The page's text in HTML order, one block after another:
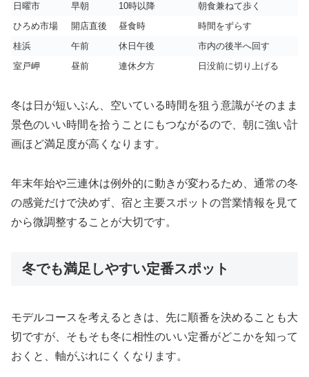
日曜市
早朝 10時以降
朝食兼ねて歩く
ひろめ市場
開店直後 昼食時
時間をずらす
桂浜
午前 休日午後
市内の後半へ回す
室戸岬
昼前 連休夕方 日没前に切り上げる
冬は日が短いぶん、空いている時間を狙う意識がそのまま
景色のいい時間を拾うことにもつながるので、朝に強い計
画ほど満足度が高くなります。
年末年始や三連休は例外的に動きが変わるため、通常の冬
の感覚だけで決めず、宿と主要スポットの営業情報を見て
から微調整することが大切です。
冬でも満足しやすい定番スポット
モデルコースを考えるときは、先に順番を決めることも大
切ですが、そもそも冬に相性のいい定番がどこかを知って
おくと、軸がぶれにくくなります。